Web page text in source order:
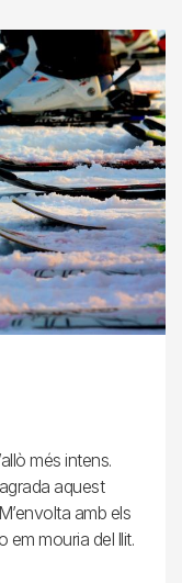
més intens.
aquest
amb els
em mouria del llit.